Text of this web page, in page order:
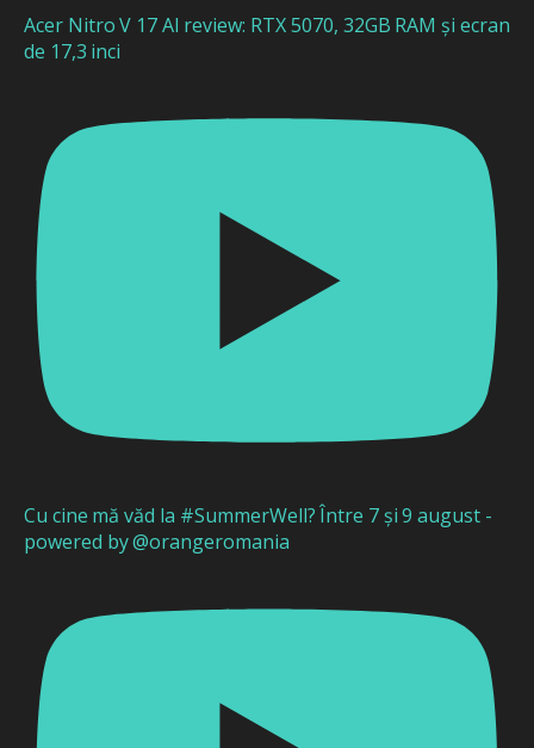
Acer Nitro V 17 AI review: RTX 5070, 32GB RAM și ecran
de 17,3 inci
Cu cine mă văd la #SummerWell? Între 7 și 9 august -
powered by @orangeromania